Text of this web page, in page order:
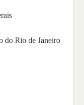
do Rio de Janeiro